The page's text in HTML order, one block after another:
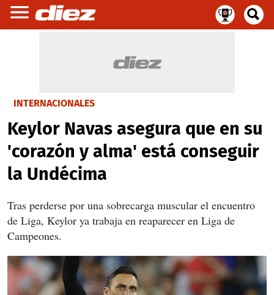
INTERNACIONALES
Keylor Navas asegura que en su
'corazón y alma' está conseguir
la Undécima
Tras perderse por una sobrecarga muscular el encuentro
de Liga, Keylor ya trabaja en reaparecer en Liga de
Campeones.